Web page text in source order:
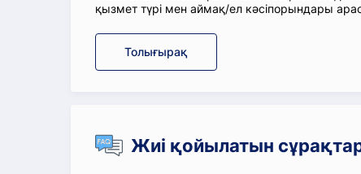
қызмет түрі мен аймақ/ел кәсіпорындары
Толығырақ
Жиі қойылатын